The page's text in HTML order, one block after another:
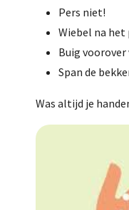
Pers niet!
Wiebel na het
Buig
Span de
Was altijd je